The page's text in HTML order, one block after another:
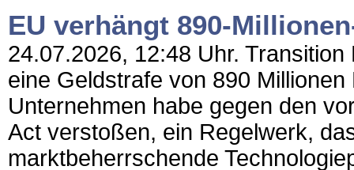
EU verhängt 890-
24.07.2026, 12:48 Uhr.
eine Geldstrafe von 890
Unternehmen habe gegen den
Act verstoßen, ein Regelwerk,
marktbeherrschende